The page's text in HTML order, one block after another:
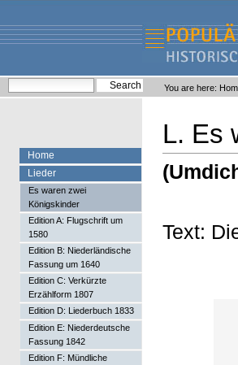
content.
navigation
Liederlexikon
Personal
tools
You are here:
L. Es
Text:
Home
Lieder
Es waren zwei
Königskinder
Edition A: Flugschrift um
1580
Edition B: Niederländische
Fassung um 1640
Edition C: Verkürzte
Erzählform 1807
Edition D: Liederbuch 1833
Edition E: Niederdeutsche
Fassung 1842
Edition F: Mündliche